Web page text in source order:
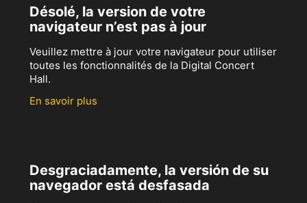
Désolé, la version de votre
navigateur n’est pas à jour
Veuillez mettre à jour votre navigateur pour utiliser
toutes les fonctionnalités de la Digital Concert
Hall.
En savoir plus
Desgraciadamente, la versión de su
navegador está desfasada